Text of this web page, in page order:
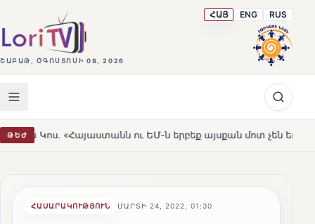
ՇԱԲԱԹ, ՕԳՈՍՏՈՍԻ 08, 2026
ՀԱՅ ENG RUS
ԹԵԺ ու ԵՄ-ն երբեք այսքան մոտ չեն եղել» HOT
ՀԱՍԱՐԱԿՈՒԹՅՈՒՆ ՄԱՐՏԻ 24, 2022, 01:30